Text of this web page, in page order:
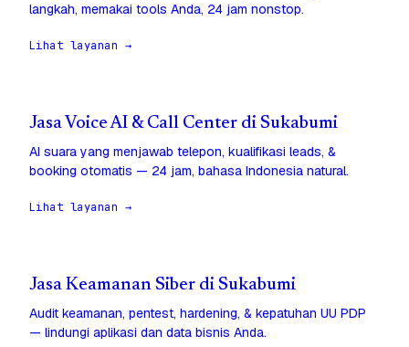
langkah, memakai tools Anda, 24 jam nonstop.
Lihat layanan →
Jasa Voice AI & Call Center di Sukabumi
AI suara yang menjawab telepon, kualifikasi leads, &
booking otomatis — 24 jam, bahasa Indonesia natural.
Lihat layanan →
Jasa Keamanan Siber di Sukabumi
Audit keamanan, pentest, hardening, & kepatuhan UU PDP
— lindungi aplikasi dan data bisnis Anda.